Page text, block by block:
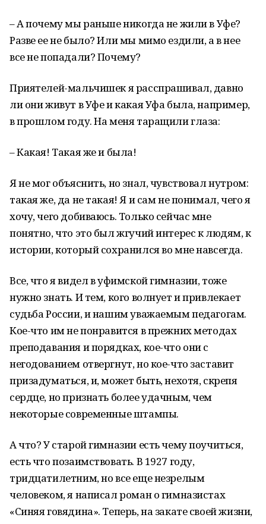
– А почему мы раньше никогда не жили в Уфе?
Разве ее не было? Или мы мимо ездили, а в нее
все не попадали? Почему?
Приятелей-мальчишек я расспрашивал, давно
ли они живут в Уфе и какая Уфа была, например,
в прошлом году. На меня таращили глаза:
– Какая! Такая же и была!
Я не мог объяснить, но знал, чувствовал нутром:
такая же, да не такая! Я и сам не понимал, чего я
хочу, чего добиваюсь. Только сейчас мне
понятно, что это был жгучий интерес к людям, к
истории, который сохранился во мне навсегда.
Все, что я видел в уфимской гимназии, тоже
нужно знать. И тем, кого волнует и привлекает
судьба России, и нашим уважаемым педагогам.
Кое-что им не понравится в прежних методах
преподавания и порядках, кое-что они с
негодованием отвергнут, но кое-что заставит
призадуматься, и, может быть, нехотя, скрепя
сердце, но признать более удачным, чем
некоторые современные штампы.
А что? У старой гимназии есть чему поучиться,
есть что позаимствовать. В 1927 году,
тридцатилетним, но все еще незрелым
человеком, я написал роман о гимназистах
«Синяя говядина». Теперь, на закате своей жизни,